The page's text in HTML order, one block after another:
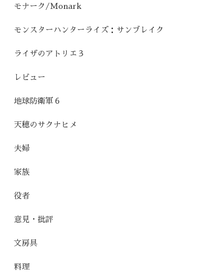
モナーク/Monark
モンスターハンターライズ：サンブレイク
ライザのアトリエ３
レビュー
地球防衛軍６
天穂のサクナヒメ
夫婦
家族
役者
意見・批評
文房具
料理